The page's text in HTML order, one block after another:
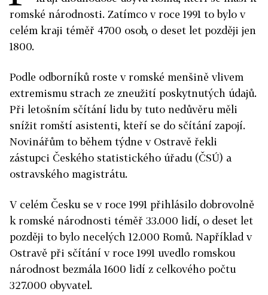
romské národnosti. Zatímco v roce 1991 to bylo v
celém kraji téměř 4700 osob, o deset let později jen
1800.
Podle odborníků roste v romské menšině vlivem
extremismu strach ze zneužití poskytnutých údajů.
Při letošním sčítání lidu by tuto nedůvěru měli
snížit romští asistenti, kteří se do sčítání zapojí.
Novinářům to během týdne v Ostravě řekli
zástupci Českého statistického úřadu (ČSÚ) a
ostravského magistrátu.
V celém Česku se v roce 1991 přihlásilo dobrovolně
k romské národnosti téměř 33.000 lidí, o deset let
později to bylo necelých 12.000 Romů. Například v
Ostravě při sčítání v roce 1991 uvedlo romskou
národnost bezmála 1600 lidí z celkového počtu
327.000 obyvatel.